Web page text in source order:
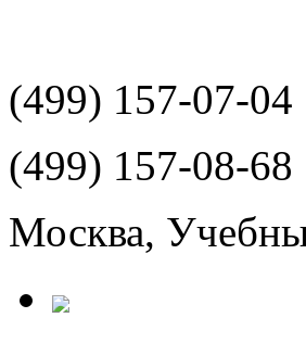
(499) 157-07-04
(499) 157-08-68
Москва,